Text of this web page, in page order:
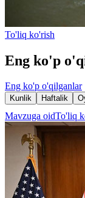
To'liq ko'rish
Eng ko'p
Eng ko'p o'qilganlar
Kunlik Haftalik
Mavzuga oidTo'liq